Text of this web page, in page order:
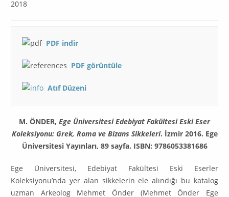
2018
PDF indir
PDF görüntüle
Atıf Düzeni
M. ÖNDER, Ege Üniversitesi Edebiyat Fakültesi Eski Eser
Koleksiyonu: Grek, Roma ve Bizans Sikkeleri. İzmir 2016. Ege
Üniversitesi Yayınları, 89 sayfa. ISBN: 9786053381686
Ege Üniversitesi, Edebiyat Fakültesi Eski Eserler
Koleksiyonu’nda yer alan sikkelerin ele alındığı bu katalog
uzman Arkeolog Mehmet Önder (Mehmet Önder Ege